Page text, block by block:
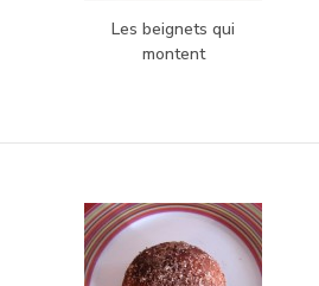
Les beignets qui
montent